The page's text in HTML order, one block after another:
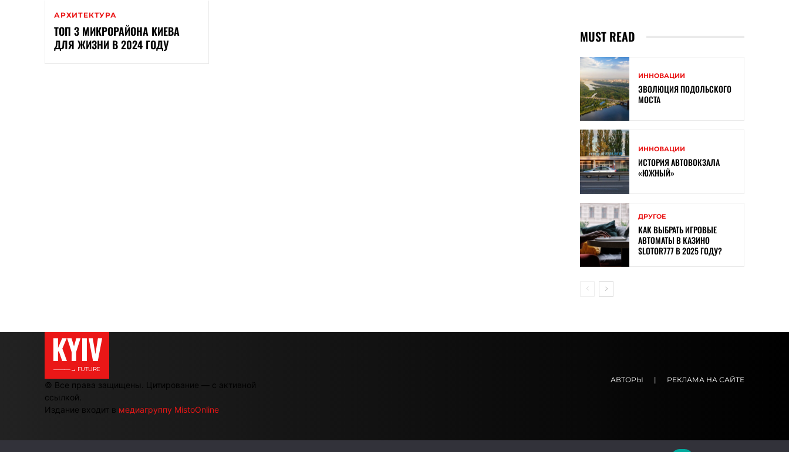
АРХИТЕКТУРА
ТОП 3 МИКРОРАЙОНА КИЕВА
ДЛЯ ЖИЗНИ В 2024 ГОДУ
MUST READ
ИННОВАЦИИ
ЭВОЛЮЦИЯ ПОДОЛЬСКОГО
МОСТА
ИННОВАЦИИ
ИСТОРИЯ АВТОВОКЗАЛА
«ЮЖНЫЙ»
ДРУГОЕ
КАК ВЫБРАТЬ ИГРОВЫЕ
АВТОМАТЫ В КАЗИНО
SLOTOR777 В 2025 ГОДУ?
KYIV
———→ FUTURE
© Все права защищены. Цитирование — с активной
ссылкой.
Издание входит в медиагруппу MistoOnline
АВТОРЫ | РЕКЛАМА НА САЙТЕ